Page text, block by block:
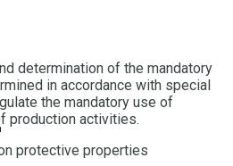
determination of the mandatory
in accordance with special
the mandatory use of
production activities.
protective properties